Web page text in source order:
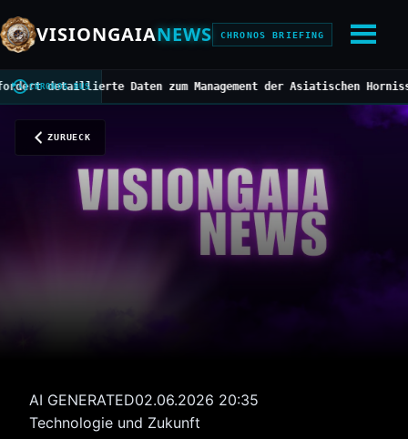
VISIONGAIANEWS CHRONOS BRIEFING
CHRONOS BUSDaten zum Management der Asiatischen Hornisse///
ZURUECK
AI GENERATED02.06.2026 20:35
Technologie und Zukunft